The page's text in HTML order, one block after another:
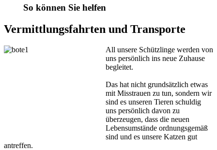
So können Sie helfen
Vermittlungsfahrten und Transporte
All unsere Schützlinge werden von
uns persönlich ins neue Zuhause
begleitet.
Das hat nicht grundsätzlich etwas
mit Misstrauen zu tun, sondern wir
sind es unseren Tieren schuldig
uns persönlich davon zu
überzeugen, dass die neuen
Lebensumstände ordnungsgemäß
sind und es unsere Katzen gut
antreffen.